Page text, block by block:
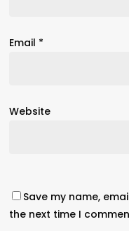
Email *
Website
Save my name,
the next time I